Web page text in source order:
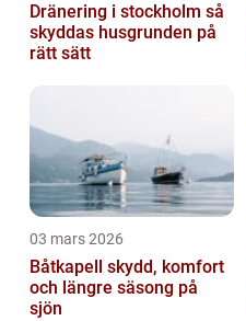
Dränering i stockholm så
skyddas husgrunden på
rätt sätt
03 mars 2026
Båtkapell skydd, komfort
och längre säsong på
sjön